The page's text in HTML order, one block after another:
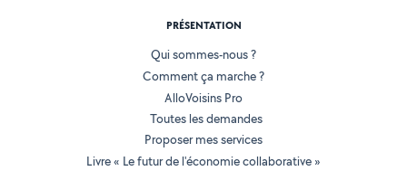
PRÉSENTATION
Qui sommes-nous ?
Comment ça marche ?
AlloVoisins Pro
Toutes les demandes
Proposer mes services
Livre « Le futur de l'économie collaborative »